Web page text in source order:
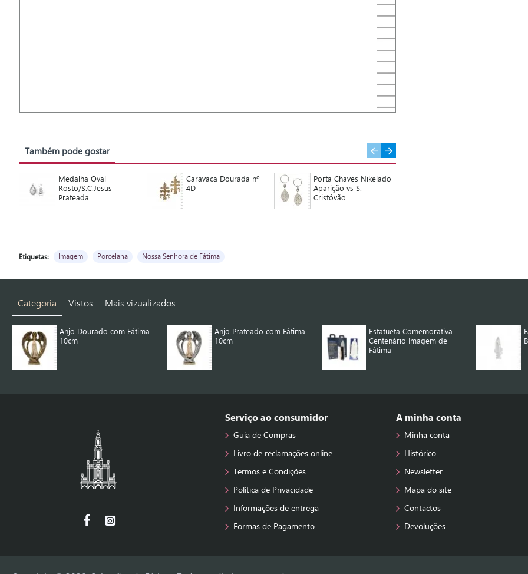
Também pode gostar
Medalha Oval
Rosto/S.C.Jesus
Prateada
Caravaca Dourada nº
4D
Porta Chaves Nikelado
Aparição vs S.
Cristóvão
Etiquetas: Imagem Porcelana Nossa Senhora de Fátima
Categoria Vistos Mais vizualizados
Anjo Dourado com Fátima
10cm
Anjo Prateado com Fátima
10cm
Estatueta Comemorativa
Centenário Imagem de
Fátima
Serviço ao consumidor
Guia de Compras
Livro de reclamações online
Termos e Condições
Política de Privacidade
Informações de entrega
Formas de Pagamento
A minha conta
Minha conta
Histórico
Newsletter
Mapa do site
Contactos
Devoluções